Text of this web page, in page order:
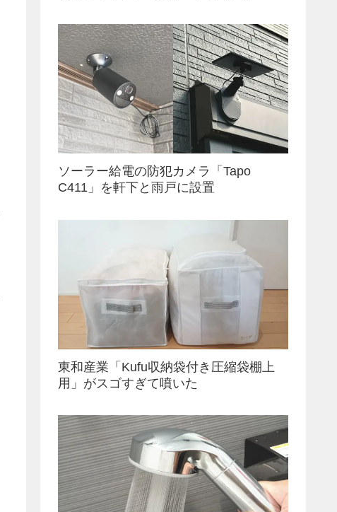
ソーラー給電の防犯カメラ「Tapo
C411」を軒下と雨戸に設置
東和産業「Kufu収納袋付き圧縮袋棚上
用」がスゴすぎて噴いた